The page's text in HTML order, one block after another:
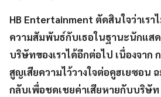
HB Entertainment ตัดสินใจว่าเรา
ความสัมพันธ์กับเธอในฐานะนักแส
บริษัทของเราได้อีกต่อไป เนื่องจาก
สูญเสียความไว้วางใจต่อคูฮเยซอน
กลับเพื่อชดเชยค่าเสียหายกับบริษัท